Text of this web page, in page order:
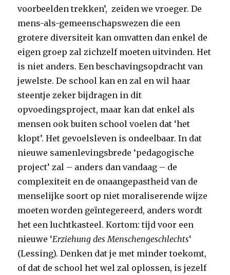
voorbeelden trekken’, zeiden we vroeger. De
mens-als-gemeenschapswezen die een
grotere diversiteit kan omvatten dan enkel de
eigen groep zal zichzelf moeten uitvinden. Het
is niet anders. Een beschavingsopdracht van
jewelste.De school kan en zal en wil haar
steentje zeker bijdragen in dit
opvoedingsproject, maar kan dat enkel als
mensen ook buiten school voelen dat ‘het
klopt’. Het gevoelsleven is ondeelbaar. In dat
nieuwe samenlevingsbrede ‘pedagogische
project’ zal – anders dan vandaag – de
complexiteit en de onaangepastheid van de
menselijke soort op niet moraliserende wijze
moeten worden geïntegereerd, anders wordt
het een luchtkasteel. Kortom: tijd voor een
nieuwe ‘Erziehung des Menschengeschlechts‘
(Lessing). Denken dat je met minder toekomt,
of dat de school het wel zal oplossen, is jezelf